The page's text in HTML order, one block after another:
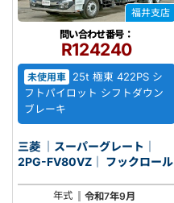
福井支店
問い合わせ番号：
R124240
未使用車
25t 極東 422PS シ
フトパイロット シフトダウン
ブレーキ
三菱 ｜スーパーグレート｜
2PG-FV80VZ｜ フックロール
年式
令和7年9月